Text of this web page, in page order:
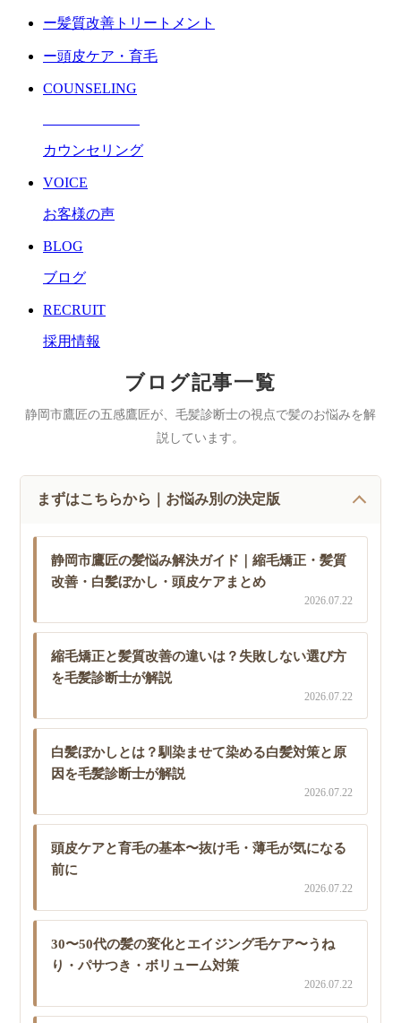
ー髪質改善トリートメント
ー頭皮ケア・育毛
COUNSELING
カウンセリング
VOICE
お客様の声
BLOG
ブログ
RECRUIT
採用情報
ブログ記事一覧
静岡市鷹匠の五感鷹匠が、毛髪診断士の視点で髪のお悩みを解
説しています。
まずはこちらから｜お悩み別の決定版
静岡市鷹匠の髪悩み解決ガイド｜縮毛矯正・髪質
改善・白髪ぼかし・頭皮ケアまとめ
2026.07.22
縮毛矯正と髪質改善の違いは？失敗しない選び方
を毛髪診断士が解説
2026.07.22
白髪ぼかしとは？馴染ませて染める白髪対策と原
因を毛髪診断士が解説
2026.07.22
頭皮ケアと育毛の基本〜抜け毛・薄毛が気になる
前に
2026.07.22
30〜50代の髪の変化とエイジング毛ケア〜うね
り・パサつき・ボリューム対策
2026.07.22